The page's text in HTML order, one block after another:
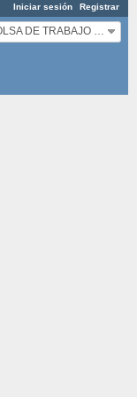
Iniciar sesión Registrar
RH- VII BOLSA DE TRABAJO ESPECIALISTA PORTUARIO(A)